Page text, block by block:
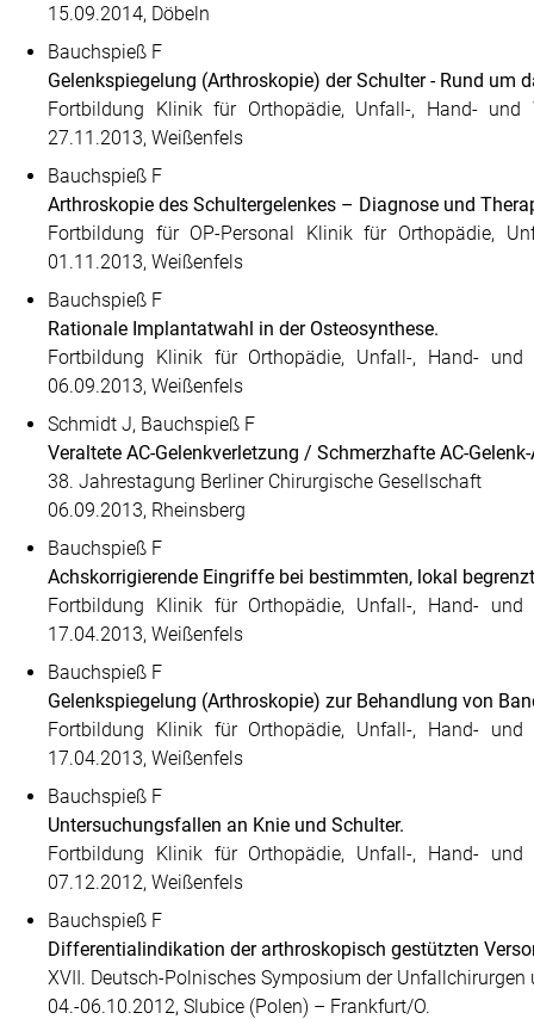
15.09.2014, Döbeln
Bauchspieß F
Gelenkspiegelung (Arthroskopie) der Schulter - Rund um
Fortbildung Klinik für Orthopädie, Unfall-, Hand- und
27.11.2013, Weißenfels
Bauchspieß F
Arthroskopie des Schultergelenkes – Diagnose und
Fortbildung für OP-Personal Klinik für Orthopädie,
01.11.2013, Weißenfels
Bauchspieß F
Rationale Implantatwahl in der Osteosynthese.
Fortbildung Klinik für Orthopädie, Unfall-, Hand-
06.09.2013, Weißenfels
Schmidt J, Bauchspieß F
Veraltete AC-Gelenkverletzung / Schmerzhafte AC-
38. Jahrestagung Berliner Chirurgische Gesellschaft
06.09.2013, Rheinsberg
Bauchspieß F
Achskorrigierende Eingriffe bei bestimmten, lokal
Fortbildung Klinik für Orthopädie, Unfall-, Hand-
17.04.2013, Weißenfels
Bauchspieß F
Gelenkspiegelung (Arthroskopie) zur Behandlung von
Fortbildung Klinik für Orthopädie, Unfall-, Hand-
17.04.2013, Weißenfels
Bauchspieß F
Untersuchungsfallen an Knie und Schulter.
Fortbildung Klinik für Orthopädie, Unfall-, Hand-
07.12.2012, Weißenfels
Bauchspieß F
Differentialindikation der arthroskopisch gestützten
XVII. Deutsch-Polnisches Symposium der Unfallchirurgen
04.-06.10.2012, Slubice (Polen) – Frankfurt/O.